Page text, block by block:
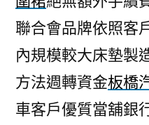
聯合會品牌依照客
內規模較大床墊製
方法週轉資金板橋
車客戶優質當舖銀